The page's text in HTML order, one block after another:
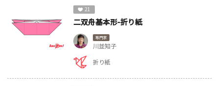
21
二双舟基本形-折り紙
専門家
川並知子
折り紙